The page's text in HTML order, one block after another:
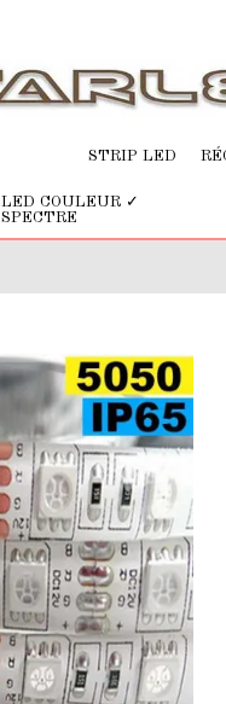
STRIP LED
LED COULEUR ✓
SPECTRE